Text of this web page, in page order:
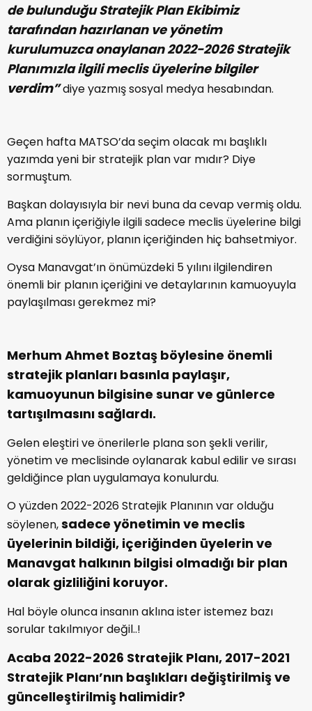
de bulunduğu Stratejik Plan Ekibimiz
tarafından hazırlanan ve yönetim
kurulumuzca onaylanan 2022-2026 Stratejik
Planımızla ilgili meclis üyelerine bilgiler
verdim”diye yazmış sosyal medya hesabından.
Geçen hafta MATSO’da seçim olacak mı başlıklı
yazımda yeni bir stratejik plan var mıdır? Diye
sormuştum.
Başkan dolayısıyla bir nevi buna da cevap vermiş oldu.
Ama planın içeriğiyle ilgili sadece meclis üyelerine bilgi
verdiğini söylüyor, planın içeriğinden hiç bahsetmiyor.
Oysa Manavgat’ın önümüzdeki 5 yılını ilgilendiren
önemli bir planın içeriğini ve detaylarının kamuoyuyla
paylaşılması gerekmez mi?
Merhum Ahmet Boztaş böylesine önemli
stratejik planları basınla paylaşır,
kamuoyunun bilgisine sunar ve günlerce
tartışılmasını sağlardı.
Gelen eleştiri ve önerilerle plana son şekli verilir,
yönetim ve meclisinde oylanarak kabul edilir ve sırası
geldiğince plan uygulamaya konulurdu.
O yüzden 2022-2026 Stratejik Planının var olduğu
söylenen,sadece yönetimin ve meclis
üyelerinin bildiği, içeriğinden üyelerin ve
Manavgat halkının bilgisi olmadığı bir plan
olarak gizliliğini koruyor.
Hal böyle olunca insanın aklına ister istemez bazı
sorular takılmıyor değil..!
Acaba 2022-2026 Stratejik Planı, 2017-2021
Stratejik Planı’nın başlıkları değiştirilmiş ve
güncelleştirilmiş halimidir?